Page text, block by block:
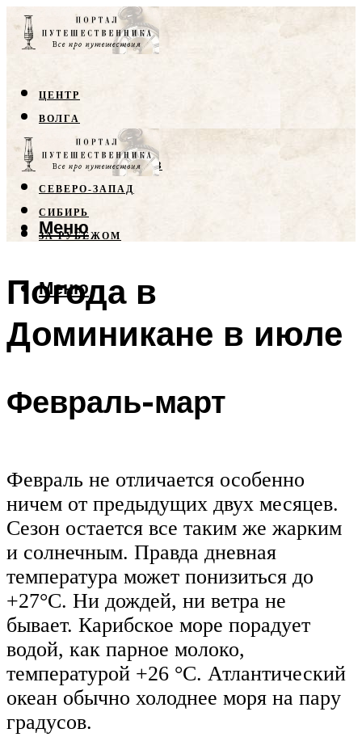
ЦЕНТР
ВОЛГА
КРЫМ
СЕВЕРНЫЙ КАВКАЗ
СЕВЕРО-ЗАПАД
СИБИРЬ
ЗА РУБЕЖОМ
Меню
Меню
Погода в
Доминикане в июле
Февраль-март
Февраль не отличается особенно
ничем от предыдущих двух месяцев.
Сезон остается все таким же жарким
и солнечным. Правда дневная
температура может понизиться до
+27°C. Ни дождей, ни ветра не
бывает. Карибское море порадует
водой, как парное молоко,
температурой +26 °C. Атлантический
океан обычно холоднее моря на пару
градусов.